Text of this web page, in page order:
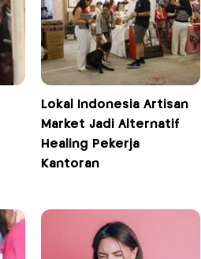
Lokal Indonesia Artisan
Market Jadi Alternatif
Healing Pekerja
Kantoran